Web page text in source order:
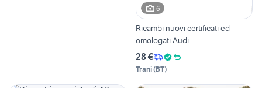
6
Ricambi nuovi certificati ed
omologati Audi
28 €
Trani(BT)